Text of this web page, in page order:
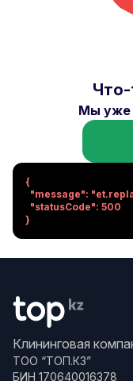
Что-
Мы уже
{
}
Клининговая
ТОО “ТОП.КЗ”
БИН 170640016378